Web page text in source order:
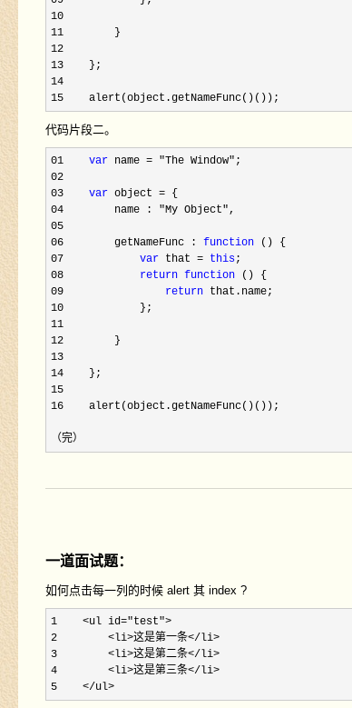
10
11
12
13
14
15    alert(object.getNameFunc()());
代码片段二。
01 var name = "The Window"
02
03 var object =
04        name : "My Object"
05
06        getNameFunc : function
07 var that = this
08 return function
09 return
10
11
12
13
14
15
16
    alert(object.getNameFunc()());
（完）
一道面试题：
如何点击每一列的时候 alert 其 index ?
1    <ul id="test">
2        <li>这是第一条</li>
3        <li>这是第二条</li>
4        <li>这是第三条</li>
5    </ul>